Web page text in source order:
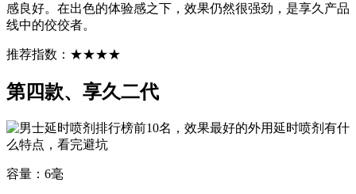
感良好。在出色的体验感之下，效果仍然很强劲，是享久产品
线中的佼佼者。
推荐指数：★★★★
第四款、享久二代
容量：6毫